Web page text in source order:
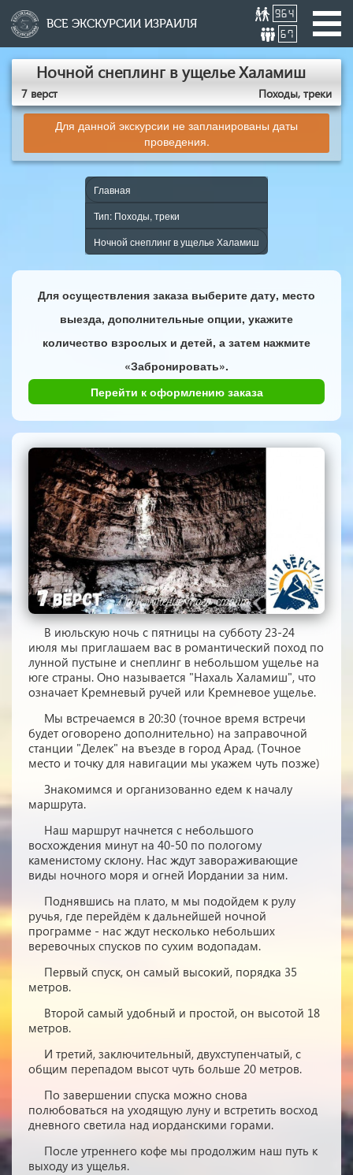
ВСЕ ЭКСКУРСИИ ИЗРАИЛЯ
964
67
Ночной снеплинг в ущелье Халамиш
7 верст Походы, треки
Для данной экскурсии не запланированы даты
проведения.
Главная
Тип: Походы, треки
Ночной снеплинг в ущелье Халамиш
Для осуществления заказа выберите дату, место
выезда, дополнительные опции, укажите
количество взрослых и детей, а затем нажмите
«Забронировать».
Перейти к оформлению заказа
В июльскую ночь с пятницы на субботу 23-24
июля мы приглашаем вас в романтический поход по
лунной пустыне и снеплинг в небольшом ущелье на
юге страны. Оно называется "Нахаль Халамиш", что
означает Кремневый ручей или Кремневое ущелье.
Мы встречаемся в 20:30 (точное время встречи
будет оговорено дополнительно) на заправочной
станции "Делек" на въезде в город Арад. (Точное
место и точку для навигации мы укажем чуть позже)
Знакомимся и организованно едем к началу
маршрута.
Наш маршрут начнется с небольшого
восхождения минут на 40-50 по пологому
каменистому склону. Нас ждут завораживающие
виды ночного моря и огней Иордании за ним.
Поднявшись на плато, м мы подойдем к рулу
ручья, где перейдём к дальнейшей ночной
программе - нас ждут несколько небольших
веревочных спусков по сухим водопадам.
Первый спуск, он самый высокий, порядка 35
метров.
Второй самый удобный и простой, он высотой 18
метров.
И третий, заключительный, двухступенчатый, с
общим перепадом высот чуть больше 20 метров.
По завершении спуска можно снова
полюбоваться на уходящую луну и встретить восход
дневного светила над иорданскими горами.
После утреннего кофе мы продолжим наш путь к
выходу из ущелья.